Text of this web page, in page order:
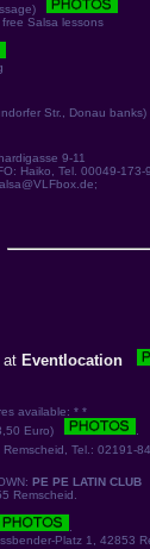
Salsa lessons
Str., Donau
9-11
Haiko, Tel. 00049-
at Eventlocation
available: * *
Euro)
.
Tel.: 02191-
PE PE LATIN CLUB
Remscheid.
.
Platz 1, 42853